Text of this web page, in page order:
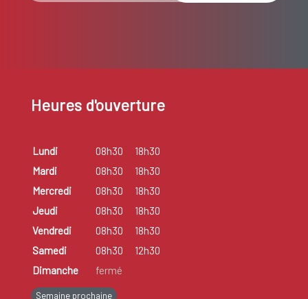
Heures d'ouverture
Lundi 08h30
18h30
Mardi
08h30
18h30
Mercredi
08h30
18h30
Jeudi
08h30
18h30
Vendredi
08h30
18h30
Samedi
08h30
12h30
Dimanche
fermé
Semaine prochaine